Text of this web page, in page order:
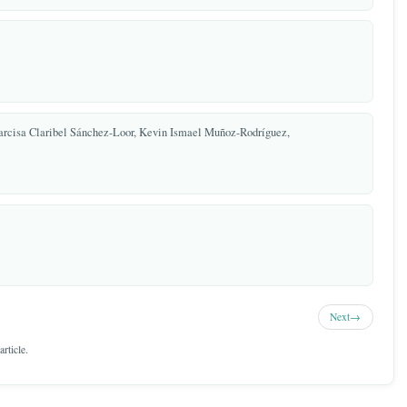
Cofán Bermejo, Sucumbíos – Ecuador
Ortega,